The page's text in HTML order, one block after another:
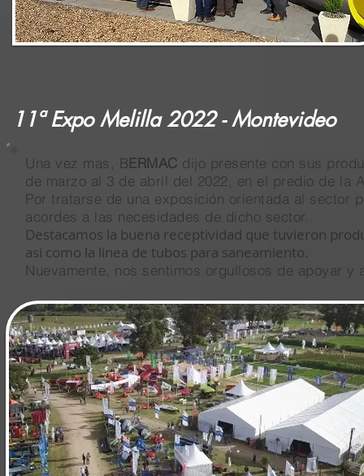
11ª Expo Melilla 2022 - Montevideo
Una vez mas, BERMAC dijo presente con sus
de marzo al 3 de abril del 2022, en el predio de la
Por tratarse de una exposición orientada al sector
acordes a las necesidades de dicho sector.
Destacamos la buena receptividad que tuvieron
asi como la linea de tubos para saneamiento.
Nuevamente, nos sentimos orgullosos de apoyar